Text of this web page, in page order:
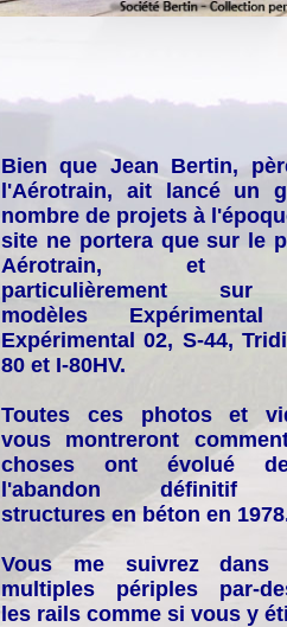
Bien que Jean Bertin,
l'Aérotrain, ait lancé un
nombre de projets à
site ne portera que sur le
Aérotrain, et
particulièrement
modèles
Expérimental 02, S-44,
80 et I-80HV.
Toutes ces photos et
vous montreront
choses ont évolué
l'abandon définitif
structures en béton en
Vous me suivrez dans
multiples périples par-
les rails comme si vous y